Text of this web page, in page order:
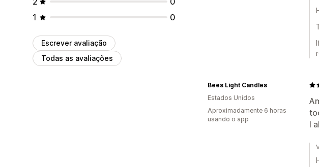
1
0
Escrever avaliação
Todas as avaliações
I
Bees Light Candles
Estados Unidos
Aproximadamente 6 horas
usando o app